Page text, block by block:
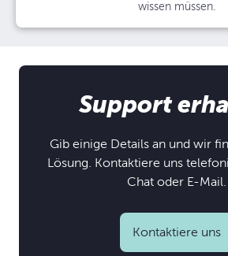
wissen müssen.
Support
Gib einige Details an und wir
Lösung. Kontaktiere uns
Chat oder E-Mail.
Kontaktiere uns